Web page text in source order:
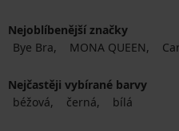
Nejoblíbenější značky
Bye Bra
MONA QUEEN
Nejčastěji vybírané barvy
béžová
černá bílá